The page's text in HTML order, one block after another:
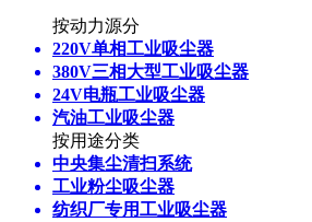
按动力源分
220V单相工业吸尘器
380V三相大型工业吸尘器
24V电瓶工业吸尘器
汽油工业吸尘器
按用途分类
中央集尘清扫系统
工业粉尘吸尘器
纺织厂专用工业吸尘器